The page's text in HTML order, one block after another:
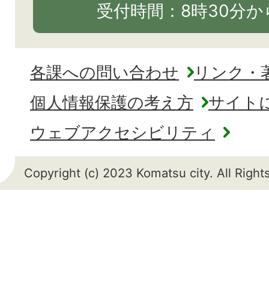
受付時間：8時30分
各課への問い合わせ
リンク・
個人情報保護の考え方
サイト
ウェブアクセシビリティ
Copyright (c) 2023 Komatsu city. All